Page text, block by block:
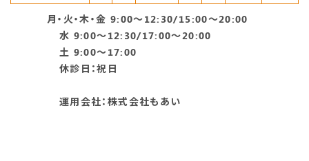
月・火・木・金 9:00～12:30/15:00～20:00
水 9:00～12:30/17:00～20:00
土 9:00～17:00
休診日：祝日
運用会社：株式会社もあい